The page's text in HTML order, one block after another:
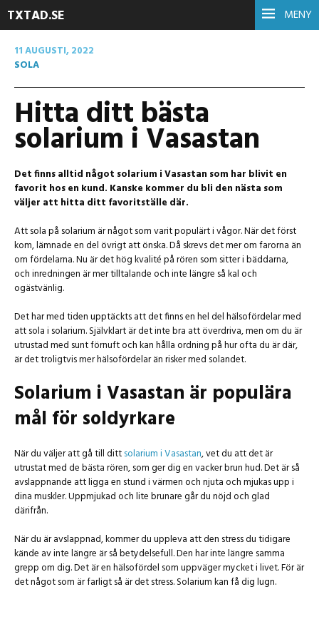
MENY
TXTAD.SE
11 AUGUSTI, 2022
SOLA
Hitta ditt bästa
solarium i Vasastan
Det finns alltid något solarium i Vasastan som har blivit en
favorit hos en kund. Kanske kommer du bli den nästa som
väljer att hitta ditt favoritställe där.
Att sola på solarium är något som varit populärt i vågor. När det först
kom, lämnade en del övrigt att önska. Då skrevs det mer om farorna än
om fördelarna. Nu är det hög kvalité på rören som sitter i bäddarna,
och inredningen är mer tilltalande och inte längre så kal och
ogästvänlig.
Det har med tiden upptäckts att det finns en hel del hälsofördelar med
att sola i solarium. Självklart är det inte bra att överdriva, men om du är
utrustad med sunt förnuft och kan hålla ordning på hur ofta du är där,
är det troligtvis mer hälsofördelar än risker med solandet.
Solarium i Vasastan är populära
mål för soldyrkare
När du väljer att gå till dittsolarium i Vasastan, vet du att det är
utrustat med de bästa rören, som ger dig en vacker brun hud. Det är så
avslappnande att ligga en stund i värmen och njuta och mjukas upp i
dina muskler. Uppmjukad och lite brunare går du nöjd och glad
därifrån.
När du är avslappnad, kommer du uppleva att den stress du tidigare
kände av inte längre är så betydelsefull. Den har inte längre samma
grepp om dig. Det är en hälsofördel som uppväger mycket i livet. För är
det något som är farligt så är det stress. Solarium kan få dig lugn.